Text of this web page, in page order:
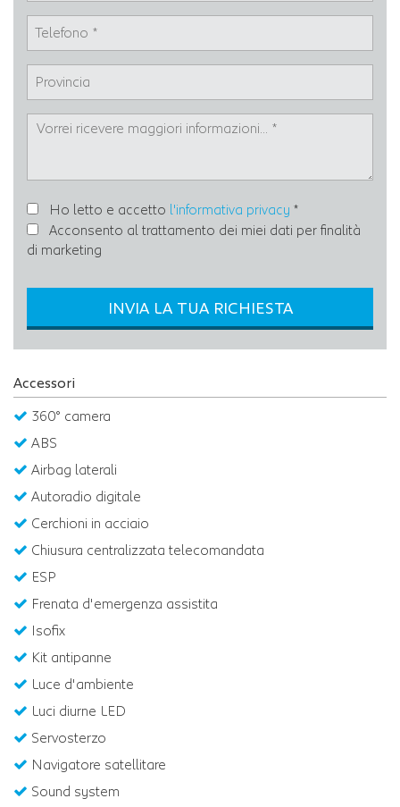
Ho letto e accetto l'informativa privacy *
Acconsento al trattamento dei miei dati per finalità
di marketing
INVIA LA TUA RICHIESTA
Accessori
360° camera
ABS
Airbag laterali
Autoradio digitale
Cerchioni in acciaio
Chiusura centralizzata telecomandata
ESP
Frenata d'emergenza assistita
Isofix
Kit antipanne
Luce d'ambiente
Luci diurne LED
Servosterzo
Navigatore satellitare
Sound system